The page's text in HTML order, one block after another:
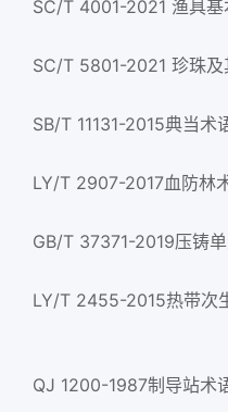
SC/T 4001-2021 渔具基
SC/T 5801-2021 珍珠及
SB/T 11131-2015典当术
LY/T 2907-2017血防林
GB/T 37371-2019压铸
LY/T 2455-2015热带次
QJ 1200-1987制导站术